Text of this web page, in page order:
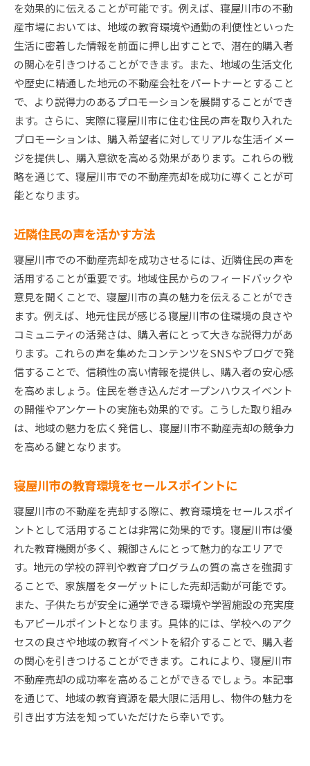
を効果的に伝えることが可能です。例えば、寝屋川市の不動
産市場においては、地域の教育環境や通勤の利便性といった
生活に密着した情報を前面に押し出すことで、潜在的購入者
の関心を引きつけることができます。また、地域の生活文化
や歴史に精通した地元の不動産会社をパートナーとすること
で、より説得力のあるプロモーションを展開することができ
ます。さらに、実際に寝屋川市に住む住民の声を取り入れた
プロモーションは、購入希望者に対してリアルな生活イメー
ジを提供し、購入意欲を高める効果があります。これらの戦
略を通じて、寝屋川市での不動産売却を成功に導くことが可
能となります。
近隣住民の声を活かす方法
寝屋川市での不動産売却を成功させるには、近隣住民の声を
活用することが重要です。地域住民からのフィードバックや
意見を聞くことで、寝屋川市の真の魅力を伝えることができ
ます。例えば、地元住民が感じる寝屋川市の住環境の良さや
コミュニティの活発さは、購入者にとって大きな説得力があ
ります。これらの声を集めたコンテンツをSNSやブログで発
信することで、信頼性の高い情報を提供し、購入者の安心感
を高めましょう。住民を巻き込んだオープンハウスイベント
の開催やアンケートの実施も効果的です。こうした取り組み
は、地域の魅力を広く発信し、寝屋川市不動産売却の競争力
を高める鍵となります。
寝屋川市の教育環境をセールスポイントに
寝屋川市の不動産を売却する際に、教育環境をセールスポイ
ントとして活用することは非常に効果的です。寝屋川市は優
れた教育機関が多く、親御さんにとって魅力的なエリアで
す。地元の学校の評判や教育プログラムの質の高さを強調す
ることで、家族層をターゲットにした売却活動が可能です。
また、子供たちが安全に通学できる環境や学習施設の充実度
もアピールポイントとなります。具体的には、学校へのアク
セスの良さや地域の教育イベントを紹介することで、購入者
の関心を引きつけることができます。これにより、寝屋川市
不動産売却の成功率を高めることができるでしょう。本記事
を通じて、地域の教育資源を最大限に活用し、物件の魅力を
引き出す方法を知っていただけたら幸いです。